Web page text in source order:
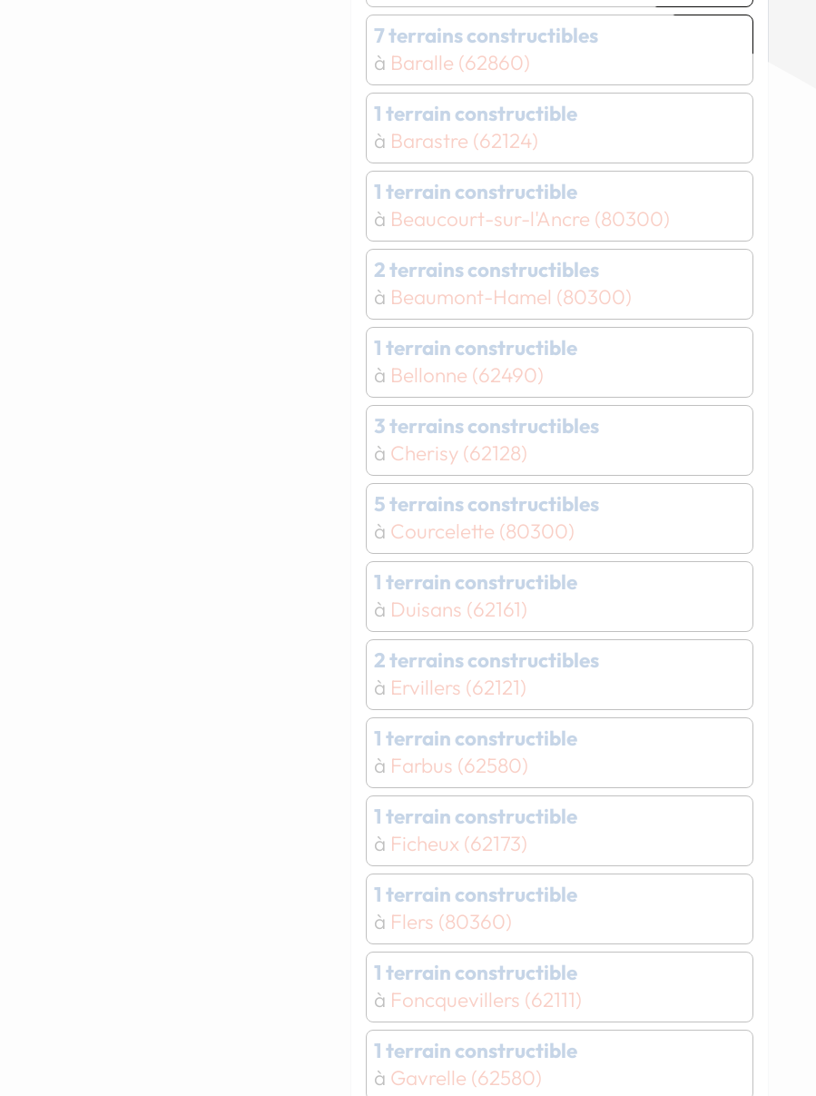
Chargement...
Chargement...
7 terrains constructibles
à Baralle (62860)
1 terrain constructible
à Barastre (62124)
1 terrain constructible
à Beaucourt-sur-l'Ancre (80300)
2 terrains constructibles
à Beaumont-Hamel (80300)
1 terrain constructible
à Bellonne (62490)
3 terrains constructibles
à Cherisy (62128)
5 terrains constructibles
à Courcelette (80300)
1 terrain constructible
à Duisans (62161)
2 terrains constructibles
à Ervillers (62121)
1 terrain constructible
à Farbus (62580)
1 terrain constructible
à Ficheux (62173)
1 terrain constructible
à Flers (80360)
1 terrain constructible
à Foncquevillers (62111)
1 terrain constructible
à Gavrelle (62580)